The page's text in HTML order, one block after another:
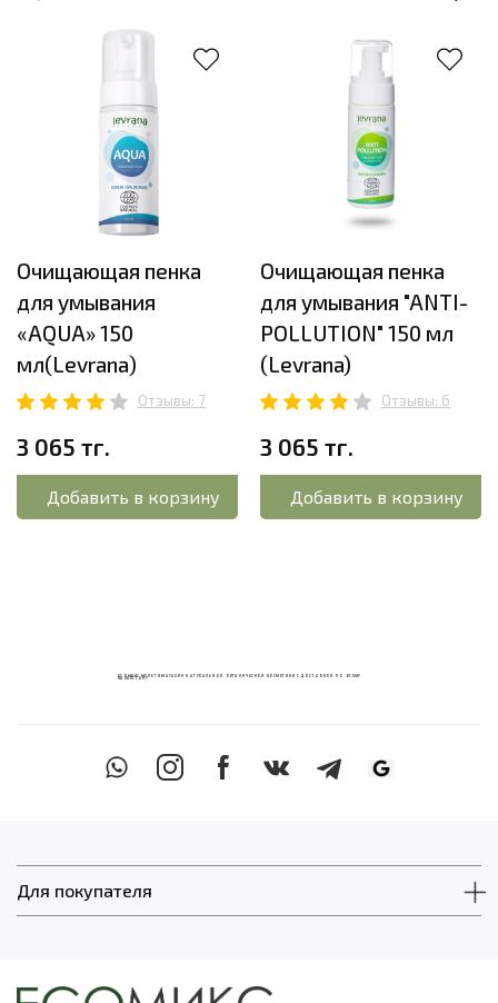
Очищающая пенка
для умывания
«AQUA» 150
мл(Levrana)
Отзывы: 7
3 065 тг.
Добавить в корзину
Очищающая пенка
для умывания "ANTI-
POLLUTION" 150 мл
(Levrana)
Отзывы: 6
3 065 тг.
Добавить в корзину
ECOМИКС МУЛЬТИМАГАЗИН НАТУРАЛЬНОЙ ОРГАНИЧЕСКОЙ КОСМЕТИКИ С ДОСТАВКОЙ ПО ВСЕМУ
КАЗАХСТАНУ
Для покупателя